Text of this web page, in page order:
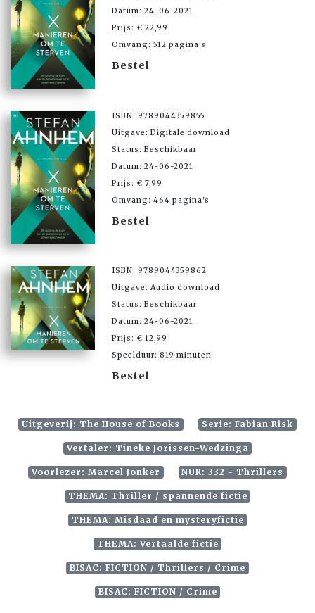
Datum: 24-06-2021
Prijs: € 22,99
Omvang: 512 pagina's
Bestel
ISBN: 9789044359855
Uitgave: Digitale download
Status: Beschikbaar
Datum: 24-06-2021
Prijs: € 7,99
Omvang: 464 pagina's
Bestel
ISBN: 9789044359862
Uitgave: Audio download
Status: Beschikbaar
Datum: 24-06-2021
Prijs: € 12,99
Speelduur: 819 minuten
Bestel
Uitgeverij: The House of Books Serie: Fabian Risk
Vertaler: Tineke Jorissen-Wedzinga
Voorlezer: Marcel Jonker NUR: 332 - Thrillers
THEMA: Thriller / spannende fictie
THEMA: Misdaad en mysteryfictie
THEMA: Vertaalde fictie
BISAC: FICTION / Thrillers / Crime
BISAC: FICTION / Crime